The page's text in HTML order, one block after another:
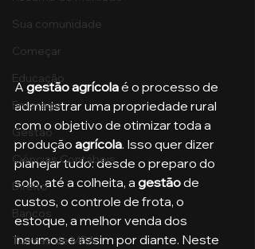
Sua comunidade
Começar
Educação
Emprego
Gestão
Ciências Contábeis
Direito
Bancos
Turmas de MBA
A gestão agrícola é o processo de
administrar uma propriedade rural
com o objetivo de otimizar toda a
produção agrícola. Isso quer dizer
planejar tudo: desde o preparo do
solo, até a colheita, a gestão de
custos, o controle de frota, o
estoque, a melhor venda dos
insumos e assim por diante. Neste